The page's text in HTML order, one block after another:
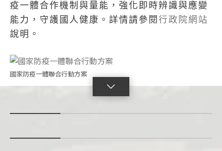
疫一體合作機制與量能，強化即時辨識與應變
能力，守護國人健康。詳情請參閱 行政院網站
說明。
國家防疫一體聯合行動方案